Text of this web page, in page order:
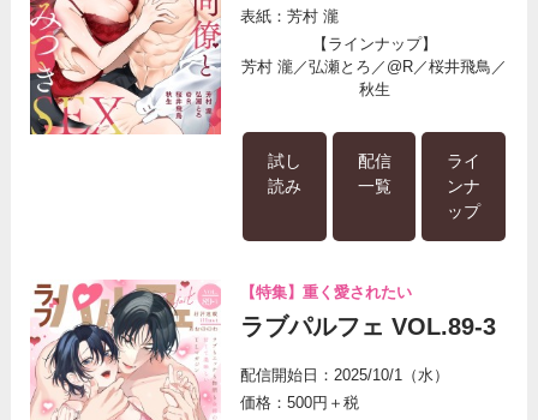
表紙：芳村 瀧
【ラインナップ】
芳村 瀧／弘瀬とろ／@R／桜井飛鳥／
秋生
試し
読み
配信
一覧
ライ
ンナ
ップ
【特集】重く愛されたい
ラブパルフェ VOL.89-3
配信開始日：2025/10/1（水）
価格：500円＋税